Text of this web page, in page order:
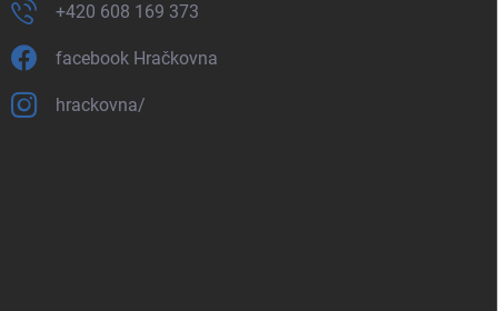
+420 608 169 373
facebook Hračkovna
hrackovna/